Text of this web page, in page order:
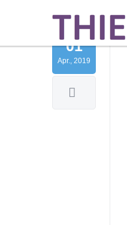
01
Apr., 2019